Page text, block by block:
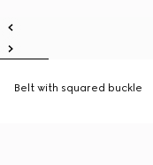
Belt with squared buckle